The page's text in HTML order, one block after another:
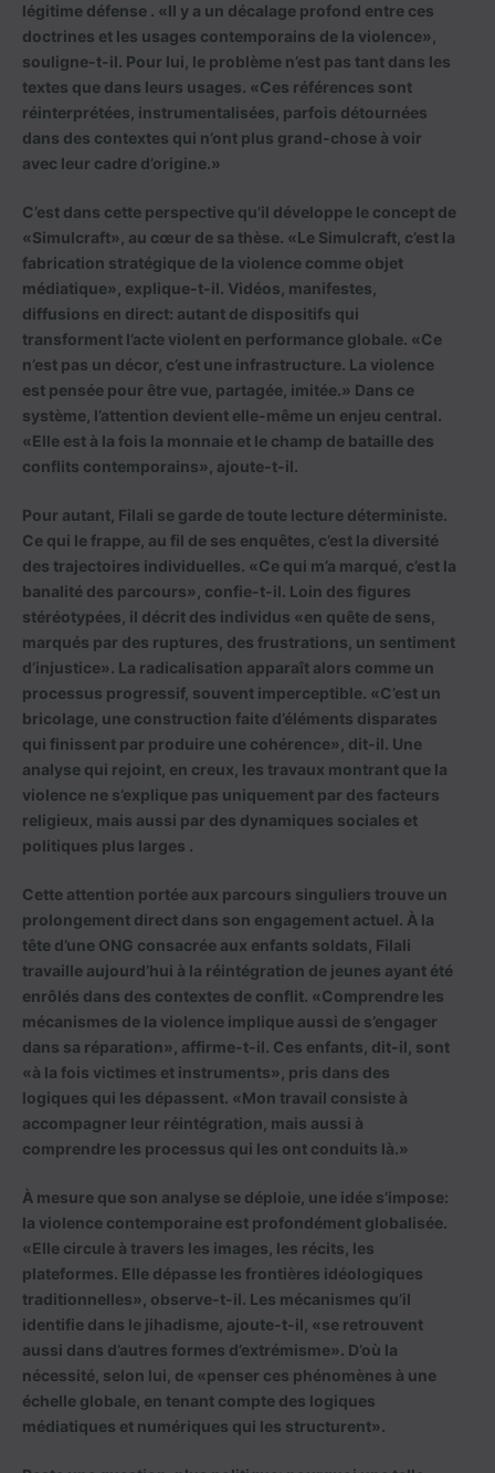
légitime défense . «Il y a un décalage profond entre ces
doctrines et les usages contemporains de la violence»,
souligne-t-il. Pour lui, le problème n’est pas tant dans les
textes que dans leurs usages. «Ces références sont
réinterprétées, instrumentalisées, parfois détournées
dans des contextes qui n’ont plus grand-chose à voir
avec leur cadre d’origine.»
C’est dans cette perspective qu’il développe le concept de
«Simulcraft», au cœur de sa thèse. «Le Simulcraft, c’est la
fabrication stratégique de la violence comme objet
médiatique», explique-t-il. Vidéos, manifestes,
diffusions en direct: autant de dispositifs qui
transforment l’acte violent en performance globale. «Ce
n’est pas un décor, c’est une infrastructure. La violence
est pensée pour être vue, partagée, imitée.» Dans ce
système, l’attention devient elle-même un enjeu central.
«Elle est à la fois la monnaie et le champ de bataille des
conflits contemporains», ajoute-t-il.
Pour autant, Filali se garde de toute lecture déterministe.
Ce qui le frappe, au fil de ses enquêtes, c’est la diversité
des trajectoires individuelles. «Ce qui m’a marqué, c’est la
banalité des parcours», confie-t-il. Loin des figures
stéréotypées, il décrit des individus «en quête de sens,
marqués par des ruptures, des frustrations, un sentiment
d’injustice». La radicalisation apparaît alors comme un
processus progressif, souvent imperceptible. «C’est un
bricolage, une construction faite d’éléments disparates
qui finissent par produire une cohérence», dit-il. Une
analyse qui rejoint, en creux, les travaux montrant que la
violence ne s’explique pas uniquement par des facteurs
religieux, mais aussi par des dynamiques sociales et
politiques plus larges .
Cette attention portée aux parcours singuliers trouve un
prolongement direct dans son engagement actuel. À la
tête d’une ONG consacrée aux enfants soldats, Filali
travaille aujourd’hui à la réintégration de jeunes ayant été
enrôlés dans des contextes de conflit. «Comprendre les
mécanismes de la violence implique aussi de s’engager
dans sa réparation», affirme-t-il. Ces enfants, dit-il, sont
«à la fois victimes et instruments», pris dans des
logiques qui les dépassent. «Mon travail consiste à
accompagner leur réintégration, mais aussi à
comprendre les processus qui les ont conduits là.»
À mesure que son analyse se déploie, une idée s’impose:
la violence contemporaine est profondément globalisée.
«Elle circule à travers les images, les récits, les
plateformes. Elle dépasse les frontières idéologiques
traditionnelles», observe-t-il. Les mécanismes qu’il
identifie dans le jihadisme, ajoute-t-il, «se retrouvent
aussi dans d’autres formes d’extrémisme». D’où la
nécessité, selon lui, de «penser ces phénomènes à une
échelle globale, en tenant compte des logiques
médiatiques et numériques qui les structurent».